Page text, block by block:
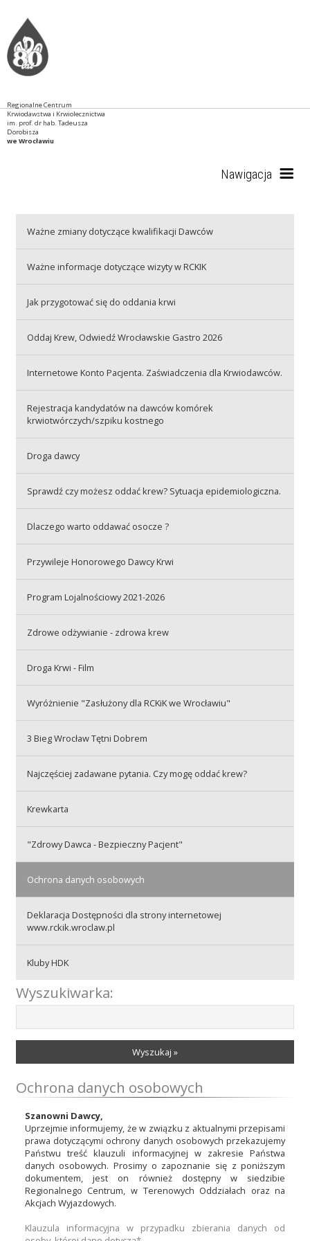
Regionalne Centrum
Krwiodawstwa i Krwiolecznictwa
im. prof. dr hab. Tadeusza
Dorobisza
we Wrocławiu
Nawigacja
Akcje wyjazdowe
Szpitale
Badania
Przetargi
Kontakt
BIP
RODO
Ważne zmiany dotyczące kwalifikacji Dawców
Ważne informacje dotyczące wizyty w RCKIK
Jak przygotować się do oddania krwi
Oddaj Krew, Odwiedź Wrocławskie Gastro 2026
Internetowe Konto Pacjenta. Zaświadczenia dla Krwiodawców.
Rejestracja kandydatów na dawców komórek
krwiotwórczych/szpiku kostnego
Droga dawcy
Sprawdź czy możesz oddać krew? Sytuacja epidemiologiczna.
Dlaczego warto oddawać osocze ?
Przywileje Honorowego Dawcy Krwi
Program Lojalnościowy 2021-2026
Zdrowe odżywianie - zdrowa krew
Droga Krwi - Film
Wyróżnienie "Zasłużony dla RCKiK we Wrocławiu"
3 Bieg Wrocław Tętni Dobrem
Najczęściej zadawane pytania. Czy mogę oddać krew?
Krewkarta
"Zdrowy Dawca - Bezpieczny Pacjent"
Ochrona danych osobowych
Deklaracja Dostępności dla strony internetowej
www.rckik.wroclaw.pl
Kluby HDK
Wyszukiwarka:
Wyszukaj »
Ochrona danych osobowych
Szanowni Dawcy,
Uprzejmie informujemy, że w związku z aktualnymi przepisami
prawa dotyczącymi ochrony danych osobowych przekazujemy
Państwu treść klauzuli informacyjnej w zakresie Państwa
danych osobowych. Prosimy o zapoznanie się z poniższym
dokumentem, jest on również dostępny w siedzibie
Regionalnego Centrum, w Terenowych Oddziałach oraz na
Akcjach Wyjazdowych.
Klauzula informacyjna w przypadku zbierania danych od